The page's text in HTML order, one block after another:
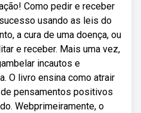
Como pedir e receber
usando as leis do
a cura de uma doença, ou
e receber. Mais uma vez,
incautos e
O livro ensina como atrair
pensamentos positivos
Webprimeiramente, o